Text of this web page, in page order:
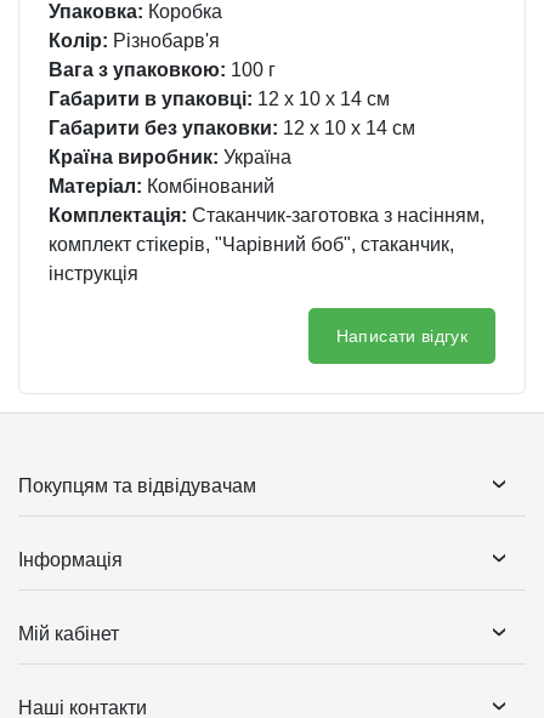
Упаковка: Коробка
Колір: Різнобарв'я
Вага з упаковкою: 100 г
Габарити в упаковці: 12 x 10 x 14 см
Габарити без упаковки: 12 x 10 x 14 см
Країна виробник: Україна
Матеріал: Комбінований
Комплектація: Стаканчик-заготовка з насінням,
комплект стікерів, "Чарівний боб", стаканчик,
інструкція
Написати відгук
Покупцям та відвідувачам
Інформація
Мій кабінет
Наші контакти